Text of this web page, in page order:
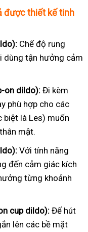
được thiết kế tinh
Chế độ rung
dùng tận hưởng cảm
on dildo):Đi kèm
phù hợp cho các
biệt là Les) muốn
mật.
Với tính năng
đến cảm giác kích
từng khoảnh
cup dildo):Đế hút
lên các bề mặt